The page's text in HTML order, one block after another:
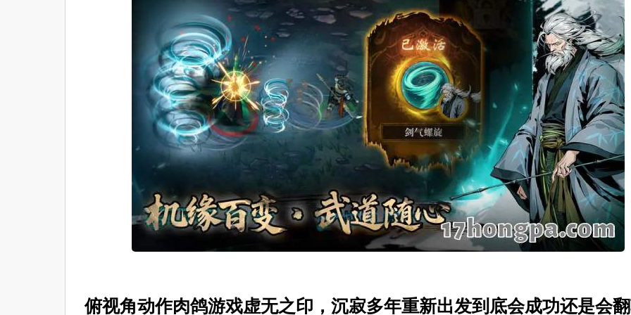
俯视角动作肉鸽游戏虚无之印，沉寂多年重新出发到底会成功还是会